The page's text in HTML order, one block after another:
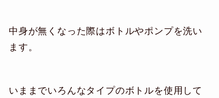
中身が無くなった際はボトルやポンプを洗い
ます。
いままでいろんなタイプのボトルを使用して